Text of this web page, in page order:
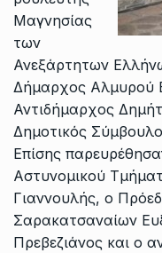
Μαγνησίας
των
Ανεξάρτητων
Δήμαρχος Αλμυρού
Αντιδήμαρχος
Δημοτικός
Επίσης
Αστυνομικού
Γιαννουλής, ο
Σαρακατσαναίων
Πρεβεζιάνος και ο